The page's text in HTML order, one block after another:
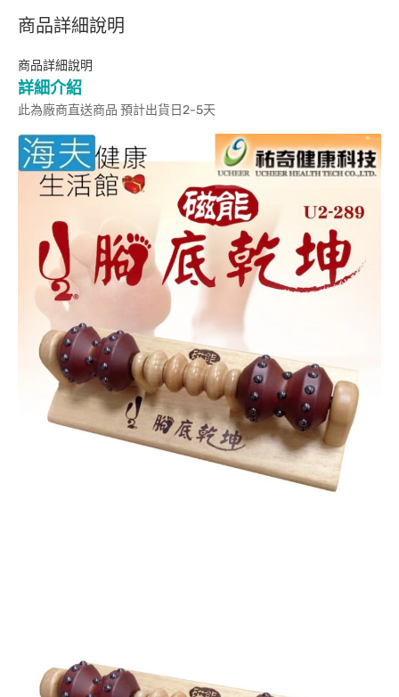
商品詳細說明
商品詳細說明
詳細介紹
此為廠商直送商品 預計出貨日2-5天